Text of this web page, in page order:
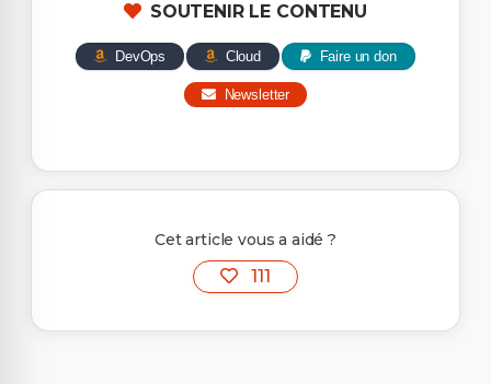
SOUTENIR LE CONTENU
DevOps Cloud Faire un don
Newsletter
Cet article vous a aidé ?
111